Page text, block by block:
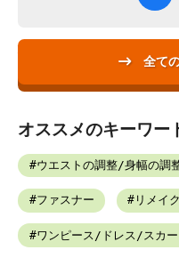
全て
オススメのキーワー
ウエストの調整/身幅の調
ファスナー リメイ
ワンピース/ドレス/スカー